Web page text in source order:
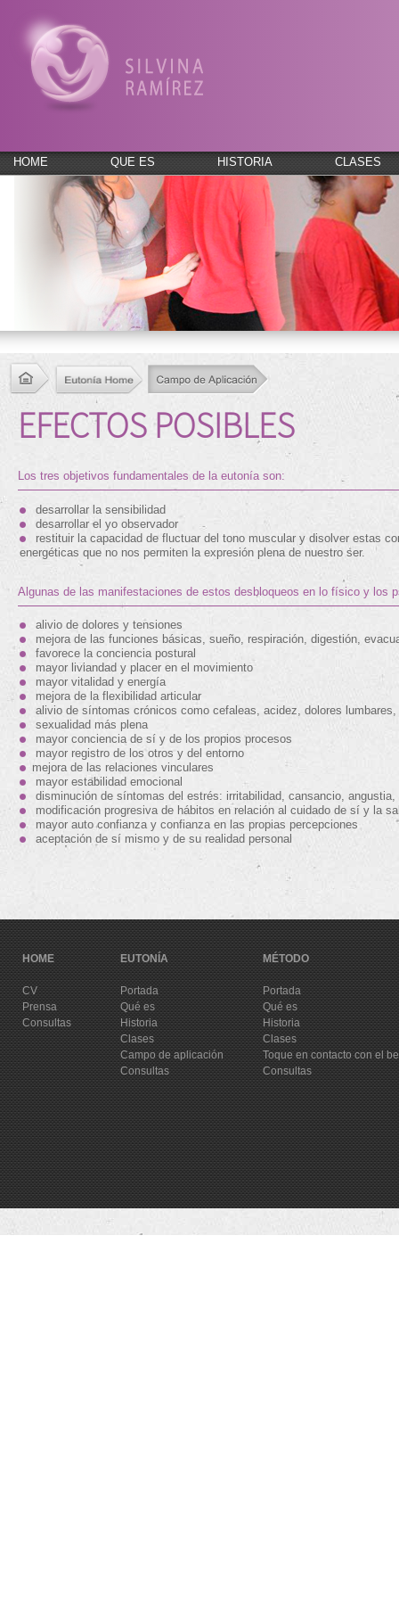
HOME QUE ES HISTORIA CLASES
EFECTOS POSIBLES
Los tres objetivos fundamentales de la eutonía son:
desarrollar la sensibilidad
desarrollar el yo observador
restituir la capacidad de fluctuar del tono muscular y disolver estas
energéticas que no nos permiten la expresión plena de nuestro ser.
Algunas de las manifestaciones de estos desbloqueos en lo físico y los
alivio de dolores y tensiones
mejora de las funciones básicas, sueño, respiración, digestión,
favorece la conciencia postural
mayor liviandad y placer en el movimiento
mayor vitalidad y energía
mejora de la flexibilidad articular
alivio de síntomas crónicos como cefaleas, acidez, dolores
sexualidad más plena
mayor conciencia de sí y de los propios procesos
mayor registro de los otros y del entorno
mejora de las relaciones vinculares
mayor estabilidad emocional
disminución de síntomas del estrés: irritabilidad, cansancio,
modificación progresiva de hábitos en relación al cuidado de sí y la
mayor auto confianza y confianza en las propias percepciones
aceptación de sí mismo y de su realidad personal
HOME
CV
Prensa
Consultas
EUTONÍA
Portada
Qué es
Historia
Clases
Campo de aplicación
Consultas
MÉTODO
Portada
Qué es
Historia
Clases
Toque en contacto con el
Consultas